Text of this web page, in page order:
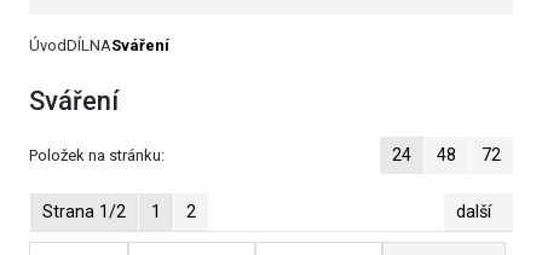
ÚvodDÍLNASváření
Sváření
Položek na stránku: 24 48 72
Strana 1/2 1 2 další